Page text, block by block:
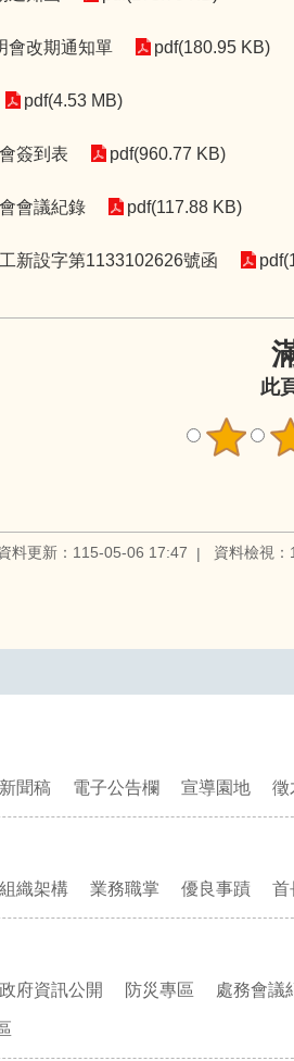
會改期通知單 pdf(180.95 KB)
pdf(4.53 MB)
簽到表 pdf(960.77 KB)
會議紀錄 pdf(117.88 KB)
新設字第1133102626號函
此
料更新：115-05-06 17:47 資料檢視
新聞稿 電子公告欄 宣導園地 徵
組織架構 業務職掌 優良事蹟 首
政府資訊公開 防災專區 處務會議